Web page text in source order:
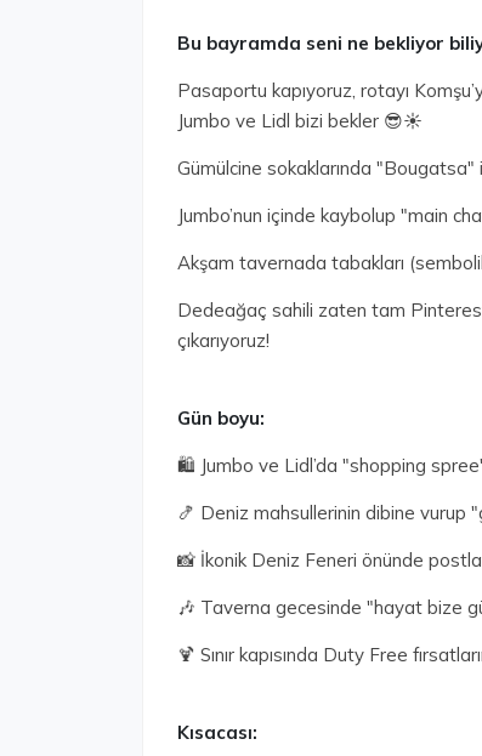
Bu bayramda seni ne bekliyor
Pasaportu kapıyoruz, rotayı
Jumbo ve Lidl bizi bekler 😎☀️
Gümülcine sokaklarında "Bougatsa"
Jumbo’nun içinde kaybolup "main
Akşam tavernada tabakları
Dedeağaç sahili zaten tam
çıkarıyoruz!
Gün boyu:
🛍️ Jumbo ve Lidl’da "shopping
🍤 Deniz mahsullerinin dibine vurup
📸 İkonik Deniz Feneri önünde
🎶 Taverna gecesinde "hayat bize
🍹 Sınır kapısında Duty Free
Kısacası: